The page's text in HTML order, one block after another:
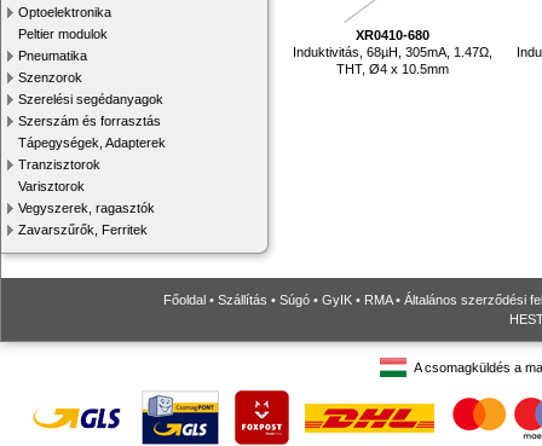
Optoelektronika
Peltier modulok
Pneumatika
Szenzorok
Szerelési segédanyagok
Szerszám és forrasztás
Tápegységek, Adapterek
Tranzisztorok
Varisztorok
Vegyszerek, ragasztók
Zavarszűrők, Ferritek
XR0410-680
Induktivitás, 68µH, 305mA, 1.47Ω,
THT, Ø4 x 10.5mm
Főoldal • Szállítás • Súgó • GyIK • RMA• Általános szerződési
A csomagküldés a